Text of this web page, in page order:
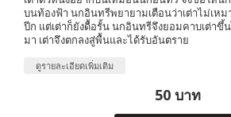
บนท้องฟ้า นกอินทรีพยายามเตือนว่าเต่าไม่เหม
ปีก แต่เต่าก็ยังดื้อรั้น นกอินทรีจึงยอมคาบเต่าขึ้
มา เต่าจึงตกลงสู่พื้นและได้รับอันตราย
ดูรายละเอียดเพิ่มเติม
50 บาท